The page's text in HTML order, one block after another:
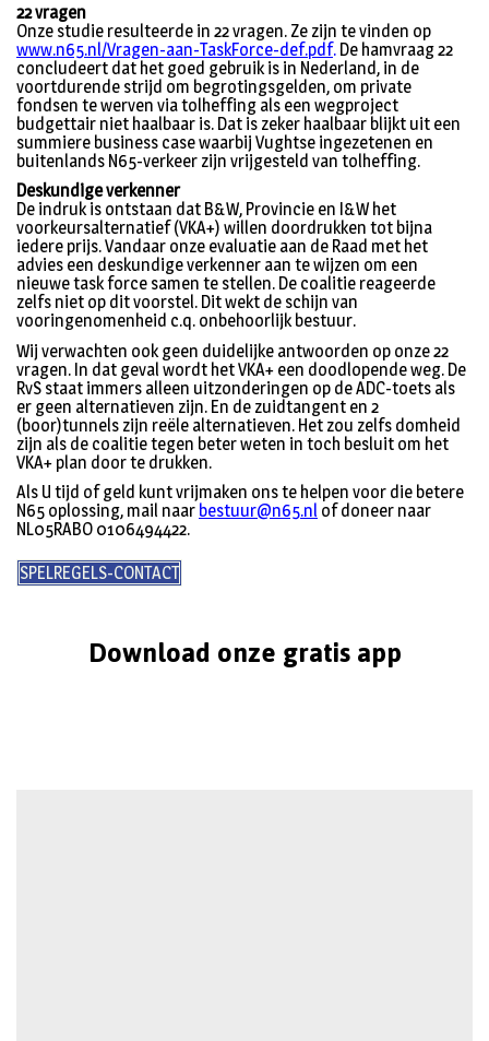
22 vragen
Onze studie resulteerde in 22 vragen. Ze zijn te vinden op
www.n65.nl/Vragen-aan-TaskForce-def.pdf. De hamvraag 22
concludeert dat het goed gebruik is in Nederland, in de
voortdurende strijd om begrotingsgelden, om private
fondsen te werven via tolheffing als een wegproject
budgettair niet haalbaar is. Dat is zeker haalbaar blijkt uit een
summiere business case waarbij Vughtse ingezetenen en
buitenlands N65-verkeer zijn vrijgesteld van tolheffing.
Deskundige verkenner
De indruk is ontstaan dat B&W, Provincie en I&W het
voorkeursalternatief (VKA+) willen doordrukken tot bijna
iedere prijs. Vandaar onze evaluatie aan de Raad met het
advies een deskundige verkenner aan te wijzen om een
nieuwe task force samen te stellen. De coalitie reageerde
zelfs niet op dit voorstel. Dit wekt de schijn van
vooringenomenheid c.q. onbehoorlijk bestuur.
Wij verwachten ook geen duidelijke antwoorden op onze 22
vragen. In dat geval wordt het VKA+ een doodlopende weg. De
RvS staat immers alleen uitzonderingen op de ADC-toets als
er geen alternatieven zijn. En de zuidtangent en 2
(boor)tunnels zijn reële alternatieven. Het zou zelfs domheid
zijn als de coalitie tegen beter weten in toch besluit om het
VKA+ plan door te drukken.
Als U tijd of geld kunt vrijmaken ons te helpen voor die betere
N65 oplossing, mail naar bestuur@n65.nl of doneer naar
NL05RABO 0106494422.
SPELREGELS-CONTACT
Download onze gratis app